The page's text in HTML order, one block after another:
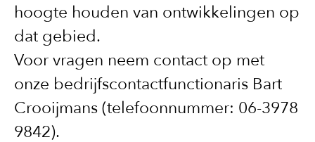
hoogte houden van ontwikkelingen op
dat gebied.
Voor vragen neem contact op met
onze bedrijfscontactfunctionaris Bart
Crooijmans (telefoonnummer: 06-3978
9842).